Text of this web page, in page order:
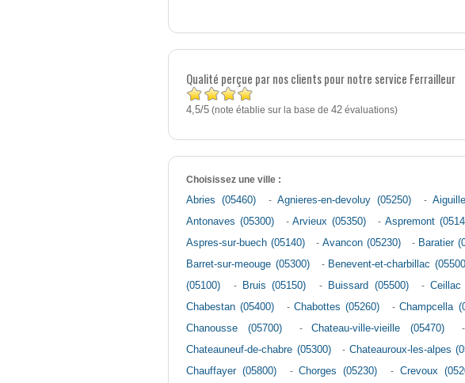
Qualité perçue par nos clients pour notre service Ferrailleur
4,5/5 (note établie sur la base de 42 évaluations)
Choisissez une ville :
Abries (05460)
- Agnieres-en-devoluy (05250) -
Antonaves (05300)
-Arvieux (05350) - Aspremont
Aspres-sur-buech (05140)
- Avancon (05230) - Baratier
Barret-sur-meouge (05300)
- Benevent-et-charbillac
(05100)
- Bruis (05150) - Buissard (05500) -Ceillac
Chabestan (05400)
-Chabottes (05260) -Champcella
Chanousse (05700)
-Chateau-ville-vieille (05470)
Chateauneuf-de-chabre (05300)
- Chateauroux-les-alpes
Chauffayer (05800)
-Chorges (05230) - Crevoux